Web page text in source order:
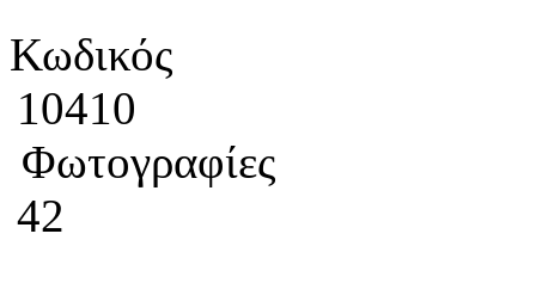
Κωδικός
10410
Φωτογραφίες
42